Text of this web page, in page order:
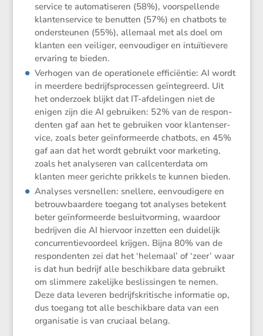
ser­vice te automa­ti­seren (58%), voorspel­lende
klanten­ser­vice te benutten (57%) en chatbots te
onder­steunen (55%), allemaal met als doel om
klanten een veiliger, eenvou­diger en intuï­tie­vere
ervaring te bieden.
Verhogen van de opera­ti­o­nele effici­ëntie: AI wordt
in meerdere bedrijfs­pro­cessen geïnte­greerd. Uit
het onder­zoek blijkt dat IT-afdelingen niet de
enigen zijn die AI gebruiken: 52% van de respon­
denten gaf aan het te gebruiken voor klanten­ser­
vice, zoals beter geïnfor­meerde chatbots, en 45%
gaf aan dat het wordt gebruikt voor marke­ting,
zoals het analy­seren van callcen­ter­data om
klanten meer gerichte prikkels te kunnen bieden.
Analyses versnellen: snellere, eenvou­di­gere en
betrouw­baar­dere toegang tot analyses betekent
beter geïnfor­meerde besluit­vor­ming, waardoor
bedrijven die AI hiervoor inzetten een duide­lijk
concur­ren­tie­voor­deel krijgen. Bijna 80% van de
respon­denten zei dat het ‘helemaal’ of ‘zeer’ waar
is dat hun bedrijf alle beschik­bare data gebruikt
om slimmere zakelijke beslis­singen te nemen.
Deze data leveren bedrijfs­kri­ti­sche infor­matie op,
dus toegang tot alle beschik­bare data van een
organi­satie is van cruciaal belang.